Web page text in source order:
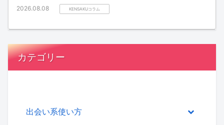
2026.08.08 KENSAKUコラム
カテゴリー
出会い系使い方